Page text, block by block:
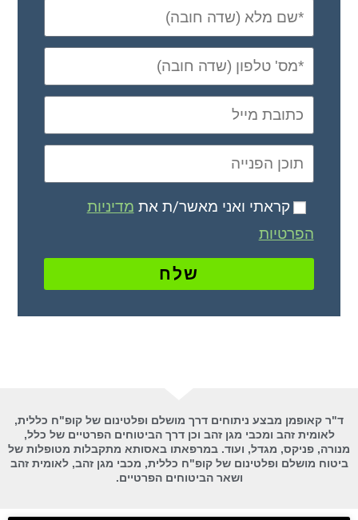
קראתי ואני מאשר/ת את מדיניות
הפרטיות
שלח
ד"ר קאופמן מבצע ניתוחים דרך מושלם ופלטינום של קופ"ח כללית,
לאומית זהב ומכבי מגן זהב וכן דרך הביטוחים הפרטיים של כלל,
מנורה, פניקס, מגדל, ועוד. במרפאתו באסותא מתקבלות מטופלות של
ביטוח מושלם ופלטינום של קופ"ח כללית, מכבי מגן זהב, לאומית זהב
ושאר הביטוחים הפרטיים.